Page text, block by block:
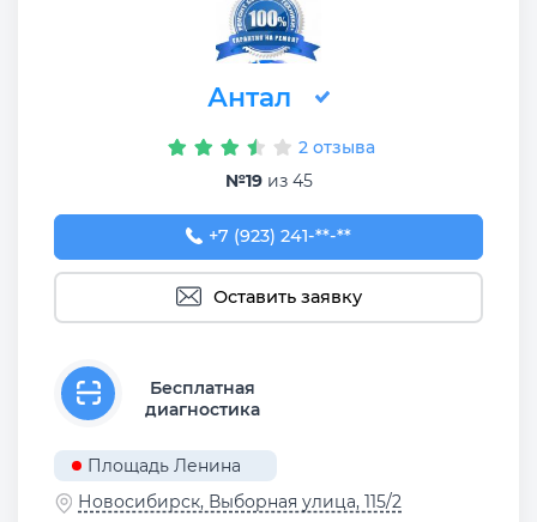
Антал
2 отзыва
№19из 45
+7 (923) 241-16-71
+7 (923) 241-**-**
Оставить заявку
Бесплатная
диагностика
Площадь Ленина
Новосибирск, Выборная улица, 115/2